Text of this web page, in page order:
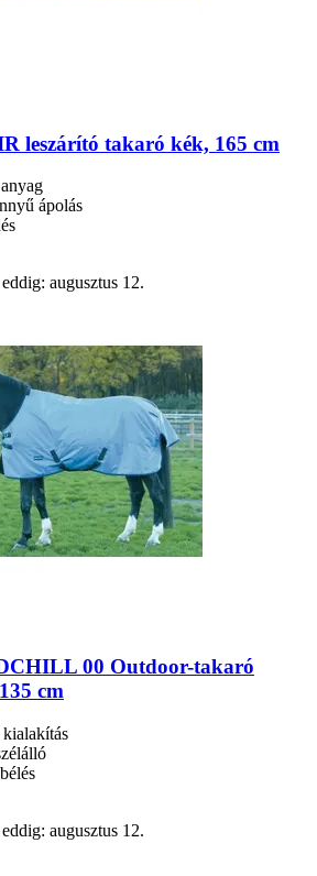
leszárító takaró kék, 165 cm
ápolás
augusztus 12.
00 Outdoor-​takaró
cm
augusztus 12.